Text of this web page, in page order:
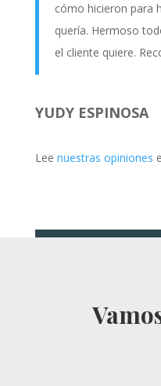
cómo hicieron para
quería. Hermoso
el cliente quiere.
YUDY ESPINOSA
Lee nuestras opiniones